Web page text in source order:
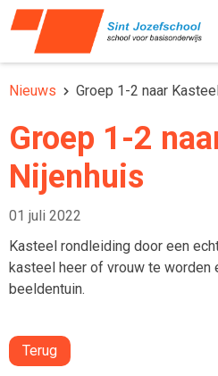
Nieuws Groep 1-2 naar
Groep 1-2
Nijenhuis
01 juli 2022
Kasteel rondleiding door een
kasteel heer of vrouw te worden
beeldentuin.
Terug